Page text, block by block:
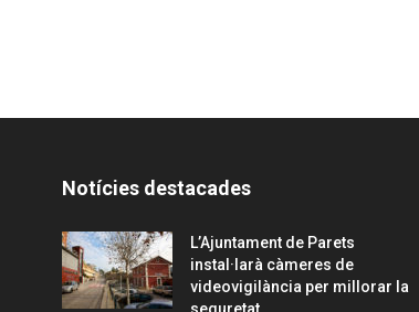
Notícies destacades
L’Ajuntament de Parets
instal·larà càmeres de
videovigilància per millorar la